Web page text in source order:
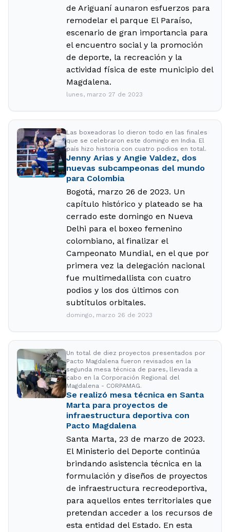
de Ariguaní aunaron esfuerzos para
remodelar el parque El Paraíso,
escenario de gran importancia para
el encuentro social y la promoción
de deporte, la recreación y la
actividad física de este municipio del
Magdalena.
lunes, marzo 27 de 2023
Las boxeadoras lo dieron todo en las finales
que se celebraron este domingo en India. El
país hizo historia con cuatro podios en total.
Jenny Arias y Angie Valdez, dos
nuevas subcampeonas del mundo
para Colombia
Bogotá, marzo 26 de 2023. Un
capítulo histórico y plateado se ha
cerrado este domingo en Nueva
Delhi para el boxeo femenino
colombiano, al finalizar el
Campeonato Mundial, en el que por
primera vez la delegación nacional
fue multimedallista con cuatro
podios y los dos últimos con
subtítulos orbitales.
domingo, marzo 26 de 2023
Un total de diez proyectos presentados por
Pacto Magdalena fueron revisados en la
segunda mesa técnica de pares, llevada a
cabo en la Corporación Regional del
Magdalena - CORPAMAG.
Se realizó mesa técnica en Santa
Marta para proyectos de
infraestructura deportiva con
Pacto Magdalena
Santa Marta, 23 de marzo de 2023.
El Ministerio del Deporte continúa
brindando asistencia técnica en la
formulación y diseños de proyectos
de infraestructura recreodeportiva,
para aquellos entes territoriales que
pretendan acceder a los recursos de
esta entidad del Estado. En esta